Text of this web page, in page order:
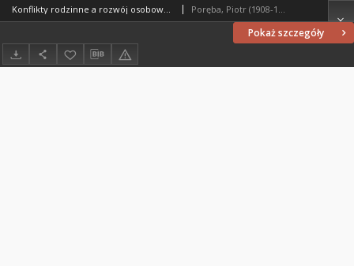
Pokaż szczegóły
Konflikty rodzinne a rozwój osobowości dziecka Poręba, Piotr (1908-1991)